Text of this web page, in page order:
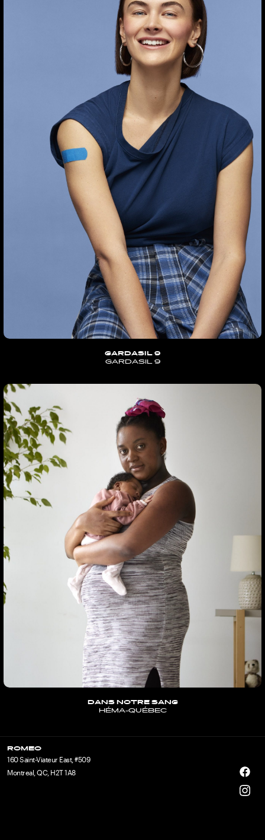
GARDASIL 9
GARDASIL 9
DANS NOTRE SANG
HÉMA-QUÉBEC
ROMEO
160 Saint-Viateur East, #509
Montreal, QC, H2T 1A8